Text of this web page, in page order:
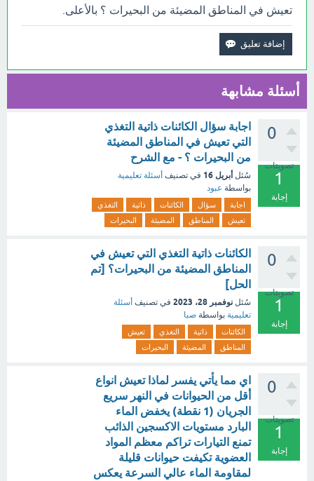
تعيش في المناطق المضيئة من البحيرات ؟ بالأعلى.
أسئلة مشابهة
0
تصويتات
1
إجابة
اجابة سؤال الكائنات ذاتية التغذي
التي تعيش في المناطق المضيئة
من البحيرات ؟ - مع الشرح
سُئل أبريل 16 في تصنيف أسئلة تعليمية
بواسطة عبود
اجابة سؤال الكائنات ذاتية
التغذي
تعيش
المناطق المضيئة البحيرات
0
تصويتات
1
إجابة
الكائنات ذاتية التغذي التي تعيش في
المناطق المضيئة من البحيرات؟ [تم
الحل]
سُئل نوفمبر 28، 2023 في تصنيف أسئلة
تعليمية بواسطة صبا
الكائنات ذاتية التغذي
تعيش
المناطق
المضيئة البحيرات
0
تصويتات
1
إجابة
اي مما يأتي يفسر لماذا تعيش انواع
أقل من الحيوانات في النهر سريع
الجريان (1 نقطة) يخفض الماء
البارد مستويات الاكسجين الذائب
تمنع التيارات تراكم معظم المواد
العضوية تكيفت حيوانات قليلة
لمقاومة الماء عالي السرعة يعكس